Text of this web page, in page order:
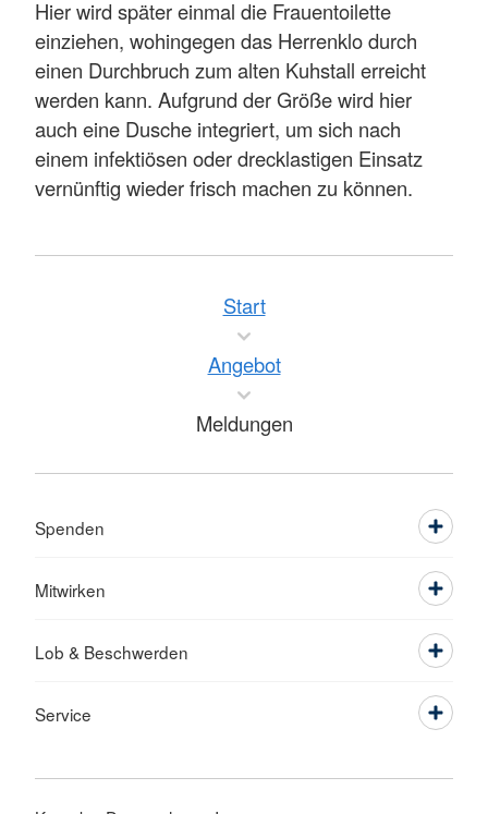
Hier wird später einmal die Frauentoilette
einziehen, wohingegen das Herrenklo durch
einen Durchbruch zum alten Kuhstall erreicht
werden kann. Aufgrund der Größe wird hier
auch eine Dusche integriert, um sich nach
einem infektiösen oder drecklastigen Einsatz
vernünftig wieder frisch machen zu können.
Start
Angebot
Meldungen
Spenden
Mitwirken
Lob & Beschwerden
Service